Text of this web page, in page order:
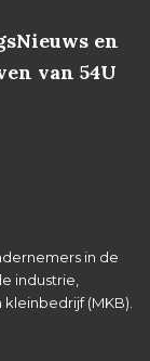
en
van 54U
in de
industrie,
(MKB).